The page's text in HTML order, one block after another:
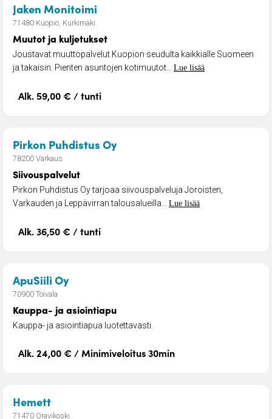
Jaken Monitoimi
71480 Kuopio, Kurkimäki
Muutot ja kuljetukset
Joustavat muuttopalvelut Kuopion seudulta kaikkialle Suomeen
ja takaisin. Pienten asuntojen kotimuutot... Lue lisää
Alk. 59,00 € / tunti
Pirkon Puhdistus Oy– Siivouspalvelut
78200 Varkaus
Siivouspalvelut
Pirkon Puhdistus Oy tarjoaa siivouspalveluja Joroisten,
Varkauden ja Leppävirran talousalueilla... Lue lisää
Alk. 36,50 € / tunti
ApuSiili Oy– Kauppa- ja asiointiapu
70900 Toivala
Kauppa- ja asiointiapu
Kauppa- ja asiointiapua luotettavasti.
Alk. 24,00 € / Minimiveloitus 30min
Hemett– Tukipalvelut
71470 Oravikoski